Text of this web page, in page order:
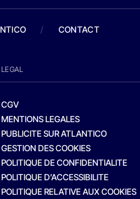
/ CONTACT
LEGAL
CGV
MENTIONS LEGALES
PUBLICITE SUR ATLANTICO
GESTION DES COOKIES
POLITIQUE DE CONFIDENTIALITE
POLITIQUE D’ACCESSIBILITE
POLITIQUE RELATIVE AUX COOKIES